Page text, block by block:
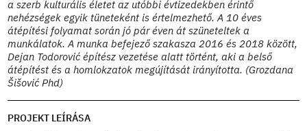
a szerb kulturális életet az utóbbi évtizedekben érintő
nehézségek egyik tüneteként is értelmezhető. A 10 éves
átépítési folyamat során jó pár éven át szüneteltek a
munkálatok. A munka befejező szakasza 2016 és 2018 között,
Dejan Todorović építész vezetése alatt történt, aki a belső
átépítést és a homlokzatok megújítását irányította. (Grozdana
Šišović Phd)
PROJEKT LEÍRÁSA